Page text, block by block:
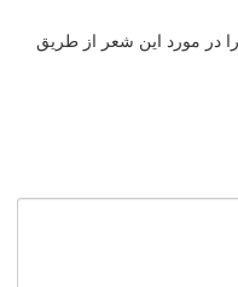
را در مورد این شعر از طریق